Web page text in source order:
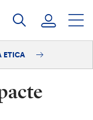
ETICA